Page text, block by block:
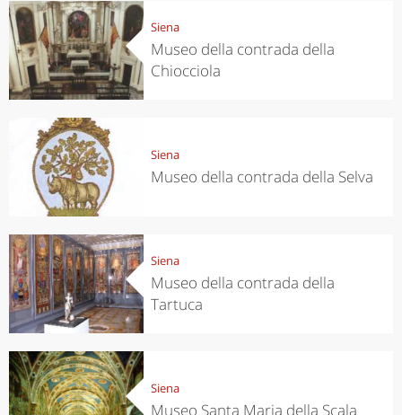
Siena
Museo della contrada della
Chiocciola
Siena
Museo della contrada della Selva
Siena
Museo della contrada della
Tartuca
Siena
Museo Santa Maria della Scala